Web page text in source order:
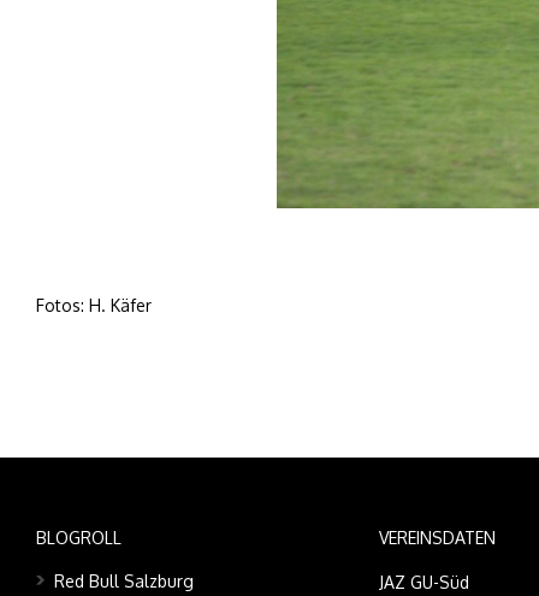
Fotos: H. Käfer
BLOGROLL
Red Bull Salzburg
VEREINSDATEN
JAZ GU-Süd